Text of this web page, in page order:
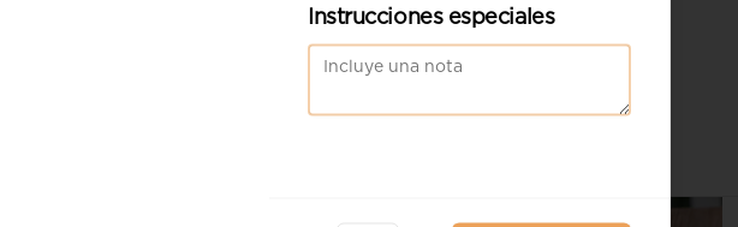
Instrucciones especiales